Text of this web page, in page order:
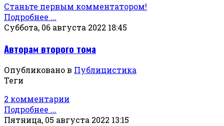
Станьте первым комментатором!
Подробнее ...
Суббота, 06 августа 2022 18:45
Авторам второго тома
Опубликовано в Публицистика
Теги
2 комментарии
Подробнее ...
Пятница, 05 августа 2022 13:15